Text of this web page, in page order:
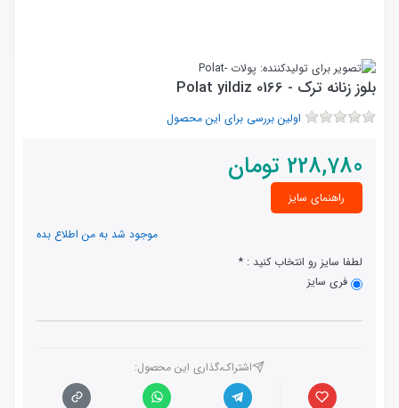
بلوز زنانه ترک - Polat yildiz 0166
اولین بررسی برای این محصول
228,780 تومان
راهنمای سایز
موجود شد به من اطلاع بده
لطفا سایز رو انتخاب کنید :
فری سایز
اشتراک،گذاری این محصول‌: